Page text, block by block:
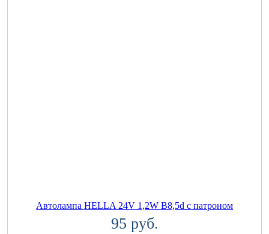
Автолампа HELLA 24V 1,2W B8,5d с патроном
95 руб.